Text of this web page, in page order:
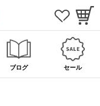
ブログ セール